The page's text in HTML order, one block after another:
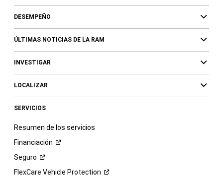
DESEMPEÑO
ÚLTIMAS NOTICIAS DE LA RAM
INVESTIGAR
LOCALIZAR
SERVICIOS
Resumen de los servicios
Financiación
Seguro
FlexCare Vehicle Protection